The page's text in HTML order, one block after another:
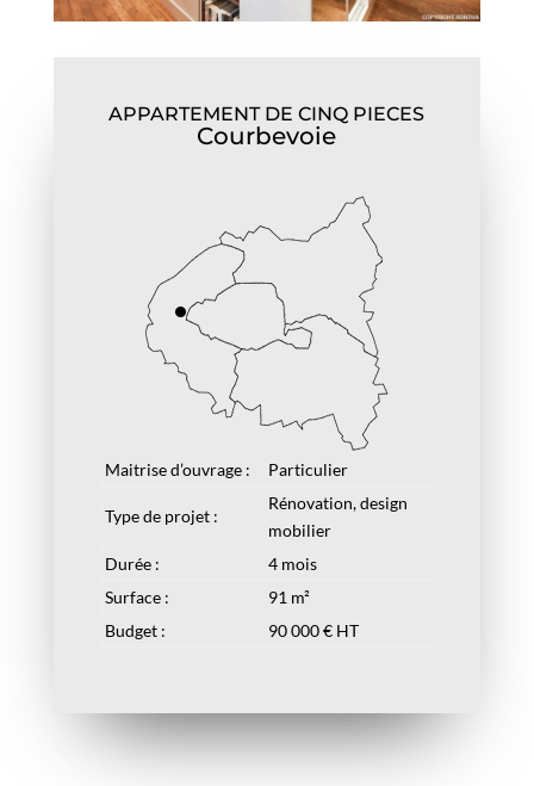
APPARTEMENT DE CINQ PIECES
Courbevoie
Maitrise d’ouvrage : Particulier
Type de projet :
Rénovation, design
mobilier
Durée :
4 mois
Surface :
91 m²
Budget :
90 000 € HT